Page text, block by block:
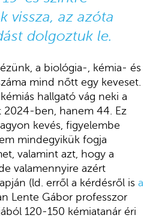
vissza, az azóta
dolgoztuk le.
a biológia-, kémia- és
mind nőtt egy keveset.
hallgató vág neki a
2024-ben, hanem 44. Ez
kevés, figyelembe
mindegyikük fogja
valamint azt, hogy a
valamennyire azért
(ld. erről a kérdésről is a
Lente Gábor professzor
120-150 kémiatanár éri